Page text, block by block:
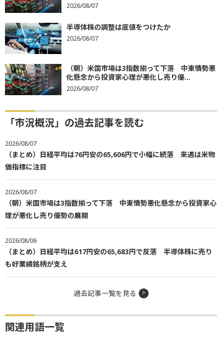
2026/08/07
半導体株の調整は底値をつけたか
2026/08/07
（朝）米国市場は3指数揃って下落 中東情勢悪
化懸念から投資家心理が悪化し売り優...
2026/08/07
「市況概況」の過去記事を読む
2026/08/07
（まとめ）日経平均は76円安の65,606円で小幅に続落 来週は米物
価指標に注目
2026/08/07
（朝）米国市場は3指数揃って下落 中東情勢悪化懸念から投資家心
理が悪化し売り優勢の展開
2026/08/06
（まとめ）日経平均は617円安の65,683円で反落 半導体株に売り
も好業績銘柄が支え
過去記事一覧を見る
関連用語一覧